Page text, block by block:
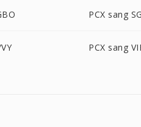
PCX sang
PCX sang